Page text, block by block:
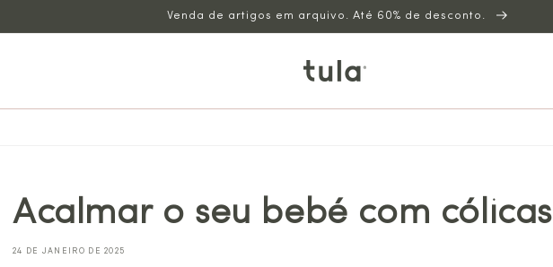
Venda de artigos em arquivo. Até 60% de desconto.
Acalmar o seu bebé com cólicas
24 DE JANEIRO DE 2025